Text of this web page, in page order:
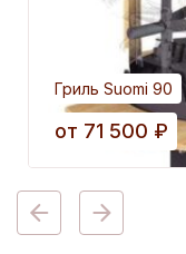
Гриль Suomi 90
от 71 500 ₽